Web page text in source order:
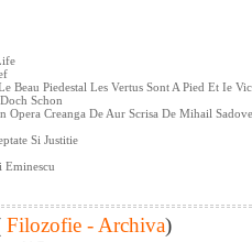
Beau Piedestal Les Vertus Sont A Pied Et Ie
Schon
Opera Creanga De Aur Scrisa De Mihail
Si Justitie
Eminescu
Filozofie - Archiva)